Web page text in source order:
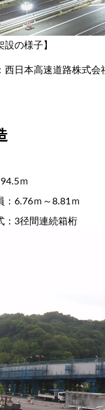
設の様子】
西日本高速道路株式
ｍ
：6.76ｍ～8.81ｍ
：3径間連続箱桁